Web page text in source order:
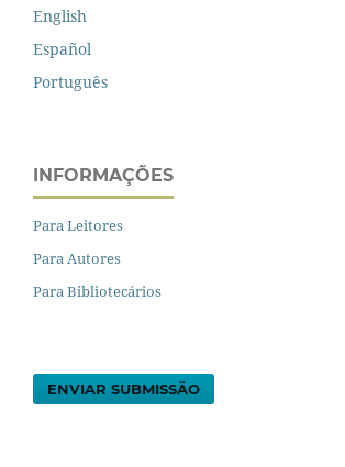
English
Español
Português
INFORMAÇÕES
Para Leitores
Para Autores
Para Bibliotecários
ENVIAR SUBMISSÃO